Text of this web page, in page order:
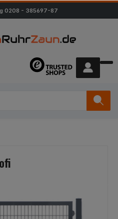
0208 - 385697-87